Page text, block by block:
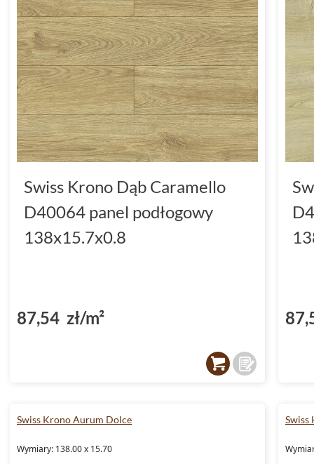
Swiss Krono Dąb Caramello
D40064 panel podłogowy
138x15.7x0.8
87,54 zł/m²
Swiss Krono Aurum Dolce
Wymiary: 138.00 x 15.70
Swiss